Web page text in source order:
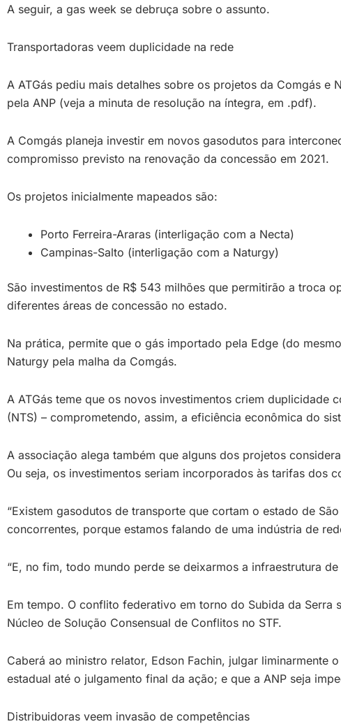
A seguir, a gas week se debruça sobre o assunto.
Transportadoras veem duplicidade na rede
A ATGás pediu mais detalhes sobre os projetos da Comgás
pela ANP (veja a minuta de resolução na íntegra, em .pdf).
A Comgás planeja investir em novos gasodutos para
compromisso previsto na renovação da concessão em 2021.
Os projetos inicialmente mapeados são:
Porto Ferreira-Araras (interligação com a Necta)
Campinas-Salto (interligação com a Naturgy)
São investimentos de R$ 543 milhões que permitirão a troca
diferentes áreas de concessão no estado.
Na prática, permite que o gás importado pela Edge (do
Naturgy pela malha da Comgás.
A ATGás teme que os novos investimentos criem duplicidade
(NTS) – comprometendo, assim, a eficiência econômica do
A associação alega também que alguns dos projetos
Ou seja, os investimentos seriam incorporados às tarifas dos
“Existem gasodutos de transporte que cortam o estado de
concorrentes, porque estamos falando de uma indústria de
“E, no fim, todo mundo perde se deixarmos a infraestrutura
Em tempo. O conflito federativo em torno do Subida da Serra
Núcleo de Solução Consensual de Conflitos no STF.
Caberá ao ministro relator, Edson Fachin, julgar
estadual até o julgamento final da ação; e que a ANP seja
Distribuidoras veem invasão de competências